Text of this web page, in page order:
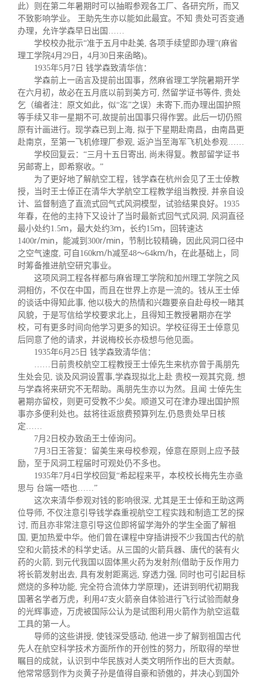
此）则在第二年暑期时可以抽暇参观各工厂、各研究所，而又
不致影响学业。 王助先生亦以能如此最宜。不知 贵处可否变通
办理，允许学森早日出国 ……
学校校办批示“准于五月中赴美, 各项手续望即办理”(麻省
理工学院4月29日，4月30日来函略)。
1935年5月7日 钱学森致清华信：
学森前上一函言及提前出国事，然麻省理工学院暑期开学
在六月初，故必在五月底以前到美方可, 然留学证书等件, 贵处
乞（编者注：原文如此，似“迄”之误）未寄下,而办理出国护照
等手续又非一星期不可,故提前出国事只得作罢。此后一切仍照
原有计画进行。现学森已到上海, 拟于下星期赴南昌，由南昌更
赴南京，至第一飞机修理厂参观, 返沪当至海军飞机处参观……
学校回复云：“三月十五日寄出, 尚未得复。教部留学证书
另邮寄上，即希察收。”
为了更好地了解航空工程，钱学森在杭州会见了王士倬教
授，当时王士倬正在清华大学航空工程教学组当教授, 并亲自设
计、监督制造了直流式回气式风洞模型，试验结果良好。1935
年春，在他的主持下又设计了当时最新式回气式风洞, 风洞直径
最小处约1.5m ，最大处约3m ，长约15m ，回转速达
1400r/min ，能减到300r/min ，节制比较精确，因此风洞口径中
之空气速度, 可自160km/h减至48～64km/h ，在此基础上，同
时筹备推进航空研究事业。
这项风洞工程各样都与麻省理工学院和加州理工学院之风
洞相仿，不仅在中国，而且在世界上亦是一流的。钱从王士倬
的谈话中得知此事, 他以极大的热情和兴趣要亲自赴母校一睹其
风貌，于是写信给学校要求北上，且得知王教授暑期亦在学
校，可有更多时间向他学习更多的知识。学校征得王士倬意见
后同意了他的请求，并说梅校长亦极想与他见面。
1935年6月25日 钱学森致清华信：
…… 日前贵校航空工程教授王士倬先生来杭亦曾于禹朋先
生处会见, 谈及风洞设置事,学森现拟北上赴 贵校一观其究竟, 想
与学森将来研究不无帮助。禹朋先生亦以为然。且闻 士倬先生
暑期亦留校，则更可受教不少矣。顺道又可在津办理出国护照
事亦多便利处也。兹将往返旅费预算列左,仍恳贵处早日核
定……
7月2日校办致函王士倬询问。
7月3日王答复：留美生来母校参观，倬意在原则上应予鼓
励，至于风洞工程届时可观处仍不多也。
1935年7月4日学校回复“希起程来平，本校校长梅先生亦亟
思与 台端一唔也……”
这次来清华参观对钱的影响很深, 尤其是王士倬和王助这两
位导师, 不仅注意引导钱学森重视航空工程实践和制造工艺的探
讨, 而且亦非常注意引导这位即将留学海外的学生全面了解祖
国, 更加热爱中华。他们曾在课程中穿插讲授不少我国古代的航
空和火箭技术的科学史话。从三国的火箭兵器、唐代的装有火
药的火箭, 到元代我国以固体黑火药为发射剂(借助于反作用力
将长箭发射出去, 具有发射距离远, 穿透力强, 同时也可引起目标
燃烧的多种功能, 完全符合流体力学原理)，还讲到明代初期我
国著名学者万虎，利用47支火箭亲自体验进行飞行试验而献身
的光辉事迹，万虎被国际公认为是试图利用火箭作为航空运载
工具的第一人。
导师的这些讲授, 使钱深受感动, 他进一步了解到祖国古代
先人在航空科学技术方面所作的开创性的努力，所取得的举世
瞩目的成就，认识到中华民族对人类文明所作出的巨大贡献。
他常常感到作为炎黄子孙是值得自豪和骄傲的，并决心到国外